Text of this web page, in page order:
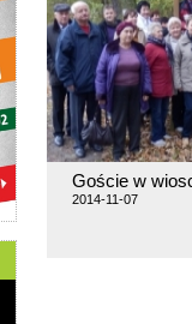
Goście w
2014-11-07